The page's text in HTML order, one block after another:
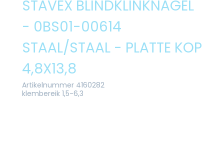
STAVEX BLINDKLINKNAGEL
- 0BS01-00614
STAAL/STAAL - PLATTE KOP
4,8X13,8
Artikelnummer 4160282
klembereik 1,5-6,3